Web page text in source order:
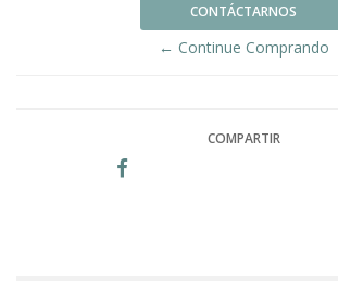
CONTÁCTARNOS
← Continue Comprando
COMPARTIR